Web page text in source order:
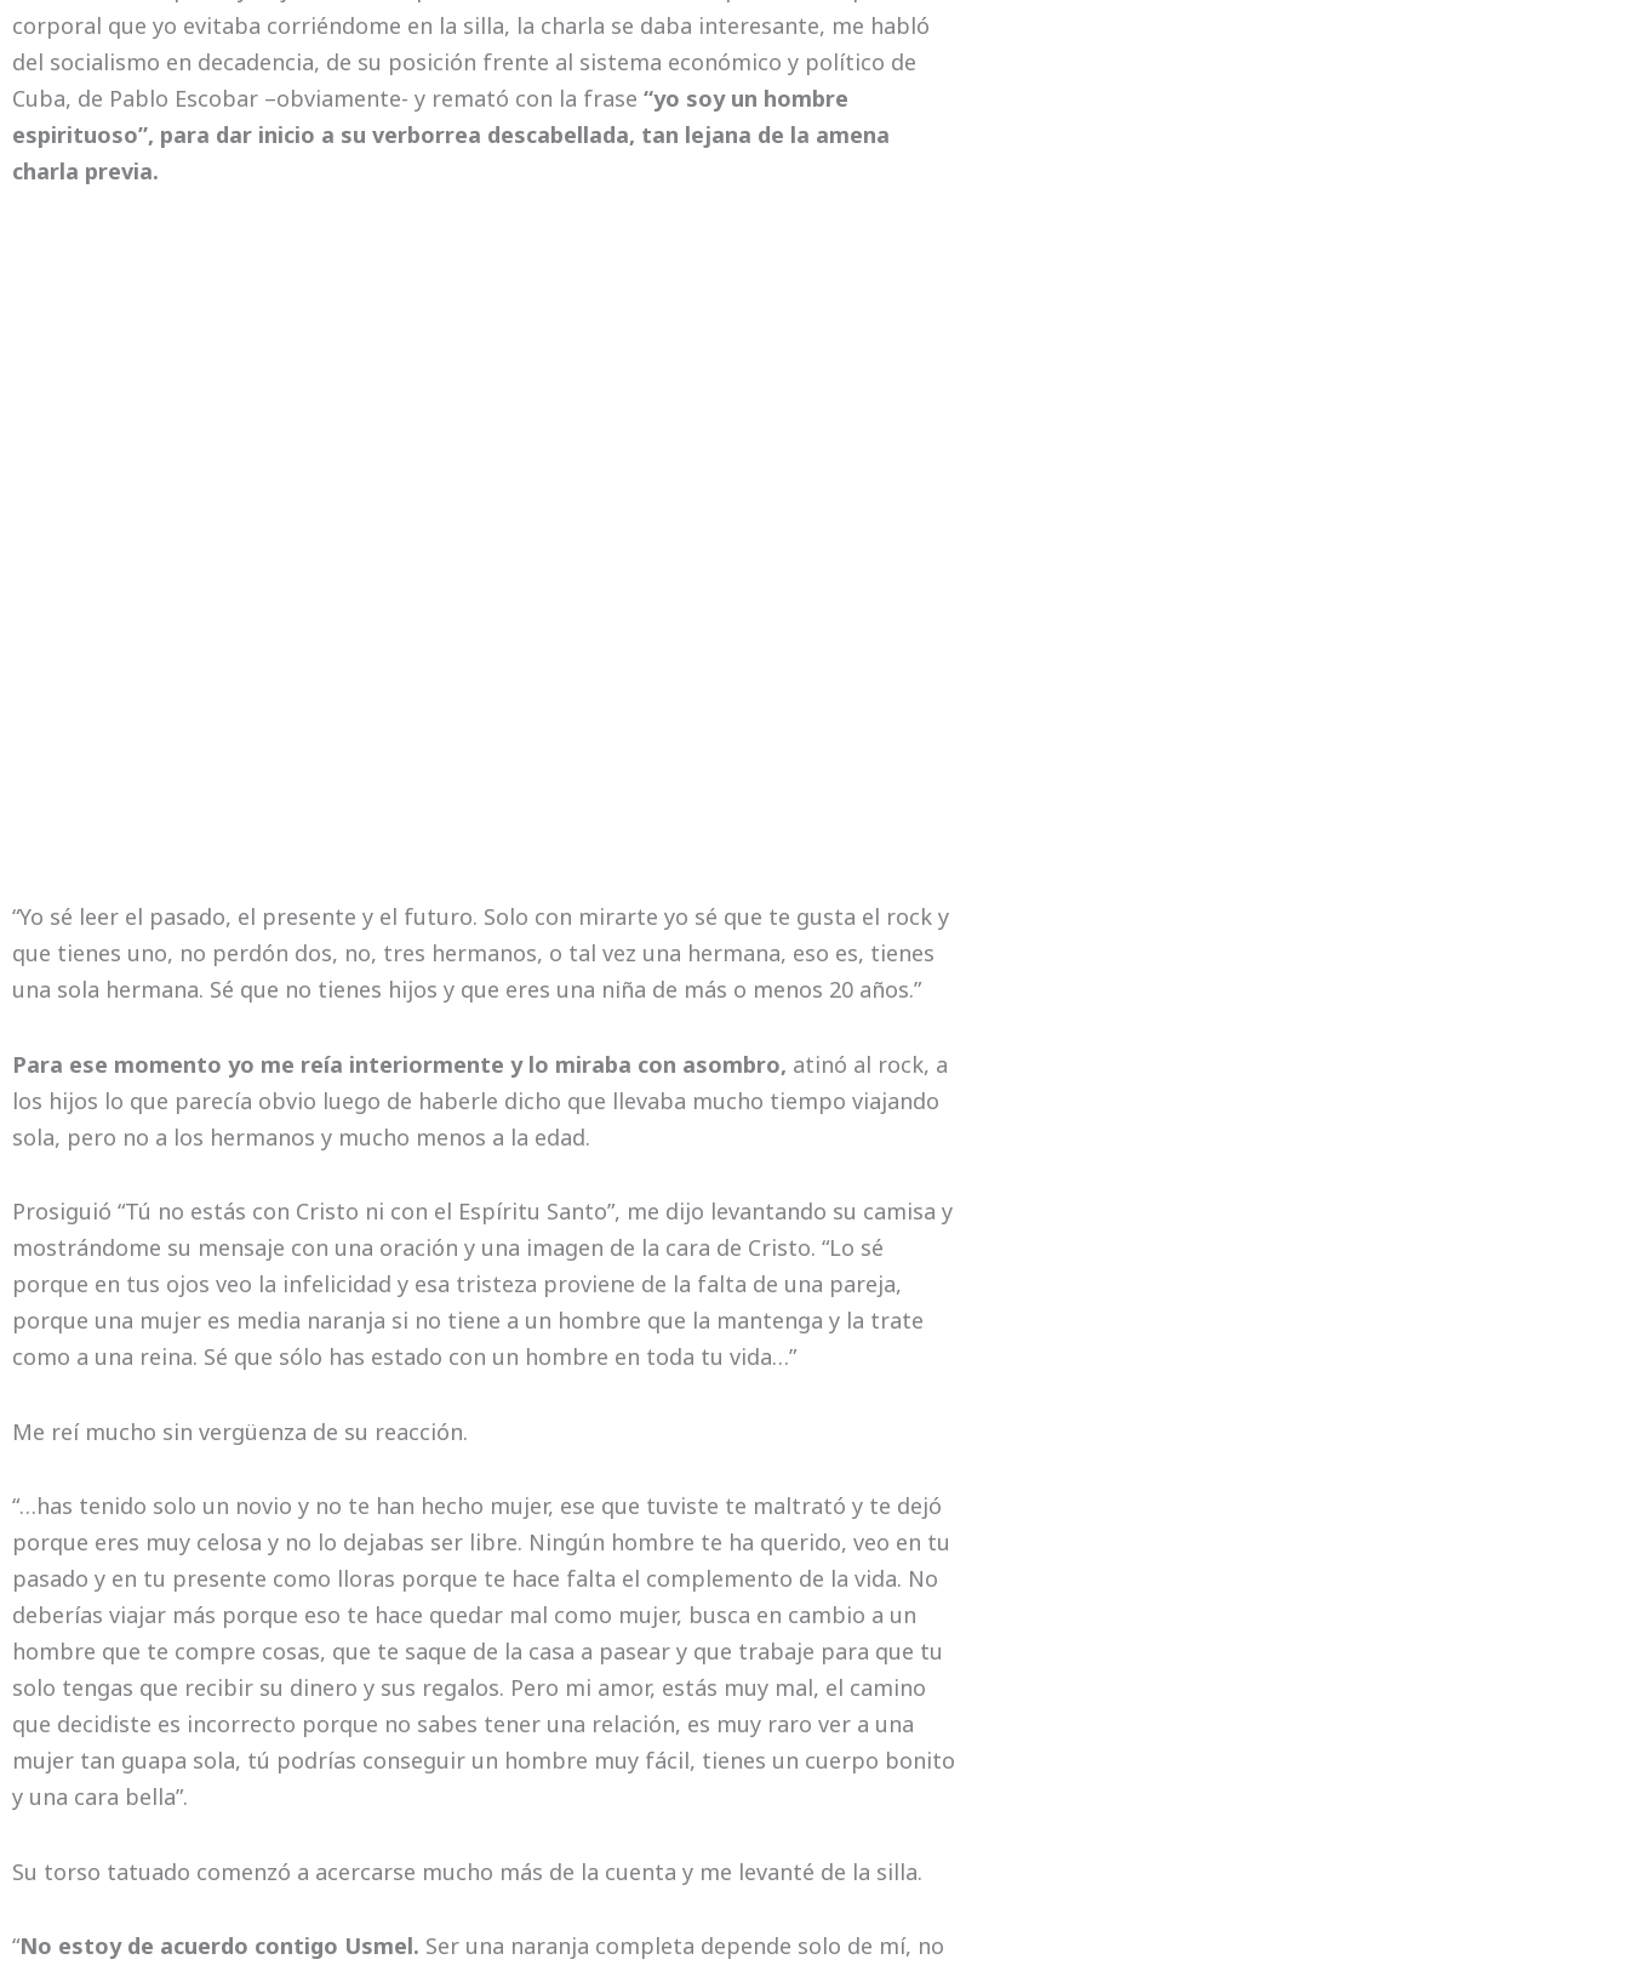
corporal que yo evitaba corriéndome en la silla, la charla se daba interesante, me habló
del socialismo en decadencia, de su posición frente al sistema económico y político de
Cuba, de Pablo Escobar –obviamente- y remató con la frase “yo soy un hombre
espirituoso”, para dar inicio a su verborrea descabellada, tan lejana de la amena
charla previa.
“Yo sé leer el pasado, el presente y el futuro. Solo con mirarte yo sé que te gusta el rock y
que tienes uno, no perdón dos, no, tres hermanos, o tal vez una hermana, eso es, tienes
una sola hermana. Sé que no tienes hijos y que eres una niña de más o menos 20 años.”
Para ese momento yo me reía interiormente y lo miraba con asombro, atinó al rock, a
los hijos lo que parecía obvio luego de haberle dicho que llevaba mucho tiempo viajando
sola, pero no a los hermanos y mucho menos a la edad.
Prosiguió “Tú no estás con Cristo ni con el Espíritu Santo”, me dijo levantando su camisa y
mostrándome su mensaje con una oración y una imagen de la cara de Cristo. “Lo sé
porque en tus ojos veo la infelicidad y esa tristeza proviene de la falta de una pareja,
porque una mujer es media naranja si no tiene a un hombre que la mantenga y la trate
como a una reina. Sé que sólo has estado con un hombre en toda tu vida…”
Me reí mucho sin vergüenza de su reacción.
“…has tenido solo un novio y no te han hecho mujer, ese que tuviste te maltrató y te dejó
porque eres muy celosa y no lo dejabas ser libre. Ningún hombre te ha querido, veo en tu
pasado y en tu presente como lloras porque te hace falta el complemento de la vida. No
deberías viajar más porque eso te hace quedar mal como mujer, busca en cambio a un
hombre que te compre cosas, que te saque de la casa a pasear y que trabaje para que tu
solo tengas que recibir su dinero y sus regalos. Pero mi amor, estás muy mal, el camino
que decidiste es incorrecto porque no sabes tener una relación, es muy raro ver a una
mujer tan guapa sola, tú podrías conseguir un hombre muy fácil, tienes un cuerpo bonito
y una cara bella”.
Su torso tatuado comenzó a acercarse mucho más de la cuenta y me levanté de la silla.
“No estoy de acuerdo contigo Usmel. Ser una naranja completa depende solo de mí, no